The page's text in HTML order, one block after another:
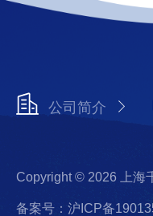
公司简介
Copyright © 2026 上海
备案号：沪ICP备